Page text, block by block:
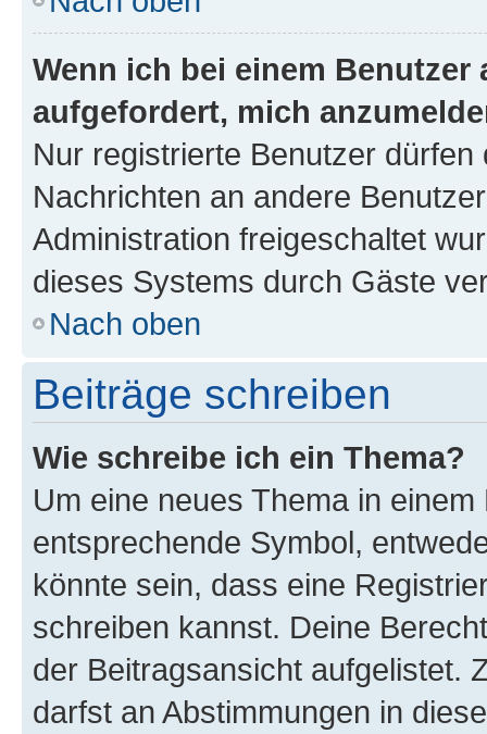
Wenn ich bei einem
aufgefordert, mich
Nur registrierte Benutzer
Nachrichten an andere
Administration freigeschaltet
dieses Systems durch Gäste
Nach oben
Beiträge schreiben
Wie schreibe ich ein Thema?
Um eine neues Thema in
entsprechende Symbol,
könnte sein, dass eine
schreiben kannst. Deine
der Beitragsansicht aufgelistet.
darfst an Abstimmungen in